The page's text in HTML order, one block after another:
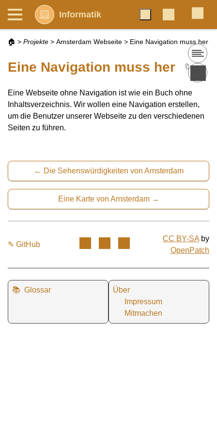
Informatik
🏠 > Projekte > Amsterdam Webseite > Eine Navigation muss her
Eine Navigation muss her 🔖
Eine Webseite ohne Navigation ist wie ein Buch ohne
Inhaltsverzeichnis. Wir wollen eine Navigation erstellen,
um die Benutzer unserer Webseite zu den verschiedenen
Seiten zu führen.
Die Sehenswürdigkeiten von Amsterdam
Eine Karte von Amsterdam
✎ GitHub
CC BY-SA by
OpenPatch
📚 Glossar
Über
Impressum
Mitmachen